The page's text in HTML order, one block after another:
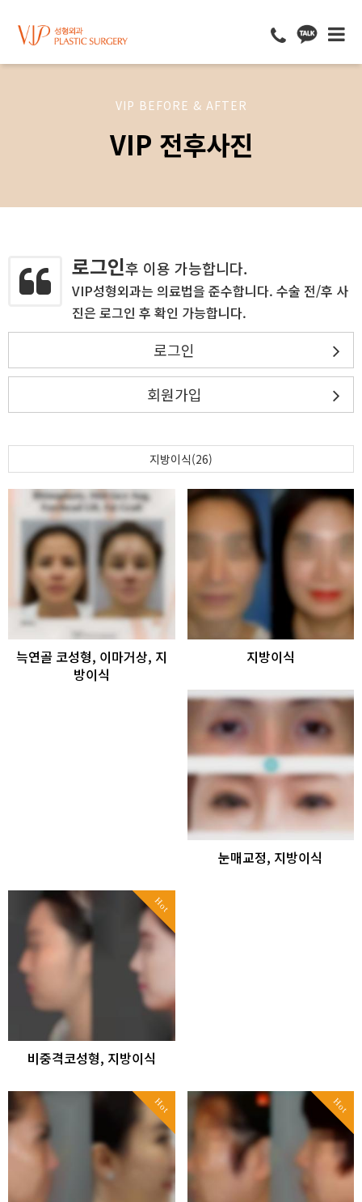
VIP BEFORE & AFTER
VIP 전후사진
로그인후 이용 가능합니다.
VIP성형외과는 의료법을 준수합니다. 수술 전/후 사
진은 로그인 후 확인 가능합니다.
로그인
회원가입
지방이식(26)
늑연골 코성형, 이마거상, 지
방이식
지방이식
눈매교정, 지방이식
Hot
비중격코성형, 지방이식
Hot Hot